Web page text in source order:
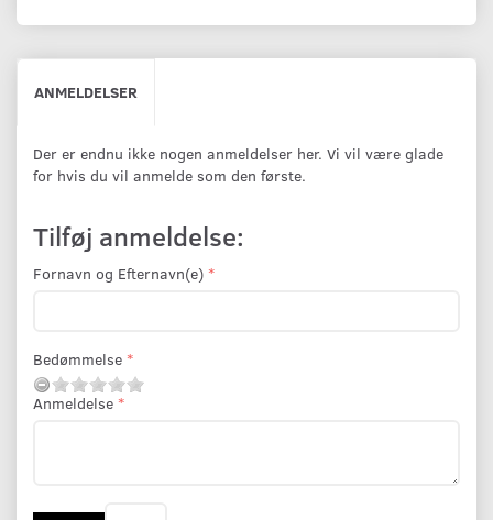
ANMELDELSER
Der er endnu ikke nogen anmeldelser her. Vi vil være glade
for hvis du vil anmelde som den første.
Tilføj anmeldelse:
Fornavn og Efternavn(e)
Bedømmelse
Anmeldelse